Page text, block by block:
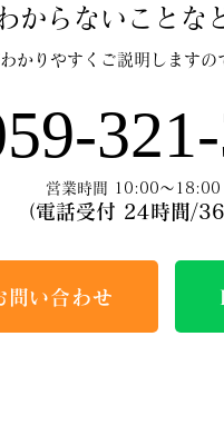
からないことな
かりやすくご説明します
営業時間 10:00～18:00
（電話受付 24時間/
問い合わせ